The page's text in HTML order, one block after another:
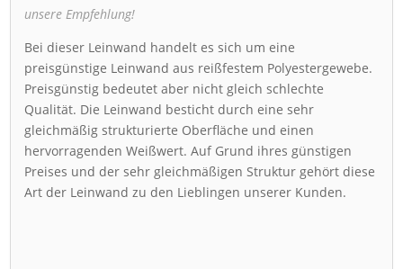
unsere Empfehlung!
Bei dieser Leinwand handelt es sich um eine
preisgünstige Leinwand aus reißfestem Polyestergewebe.
Preisgünstig bedeutet aber nicht gleich schlechte
Qualität. Die Leinwand besticht durch eine sehr
gleichmäßig strukturierte Oberfläche und einen
hervorragenden Weißwert. Auf Grund ihres günstigen
Preises und der sehr gleichmäßigen Struktur gehört diese
Art der Leinwand zu den Lieblingen unserer Kunden.